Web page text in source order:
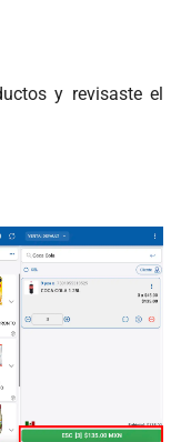
y revisaste el